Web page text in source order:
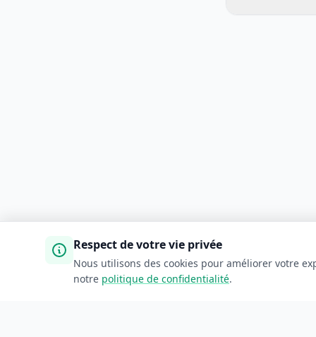
Respect de votre vie privée
Nous utilisons des cookies pour améliorer votre
notre politique de confidentialité.